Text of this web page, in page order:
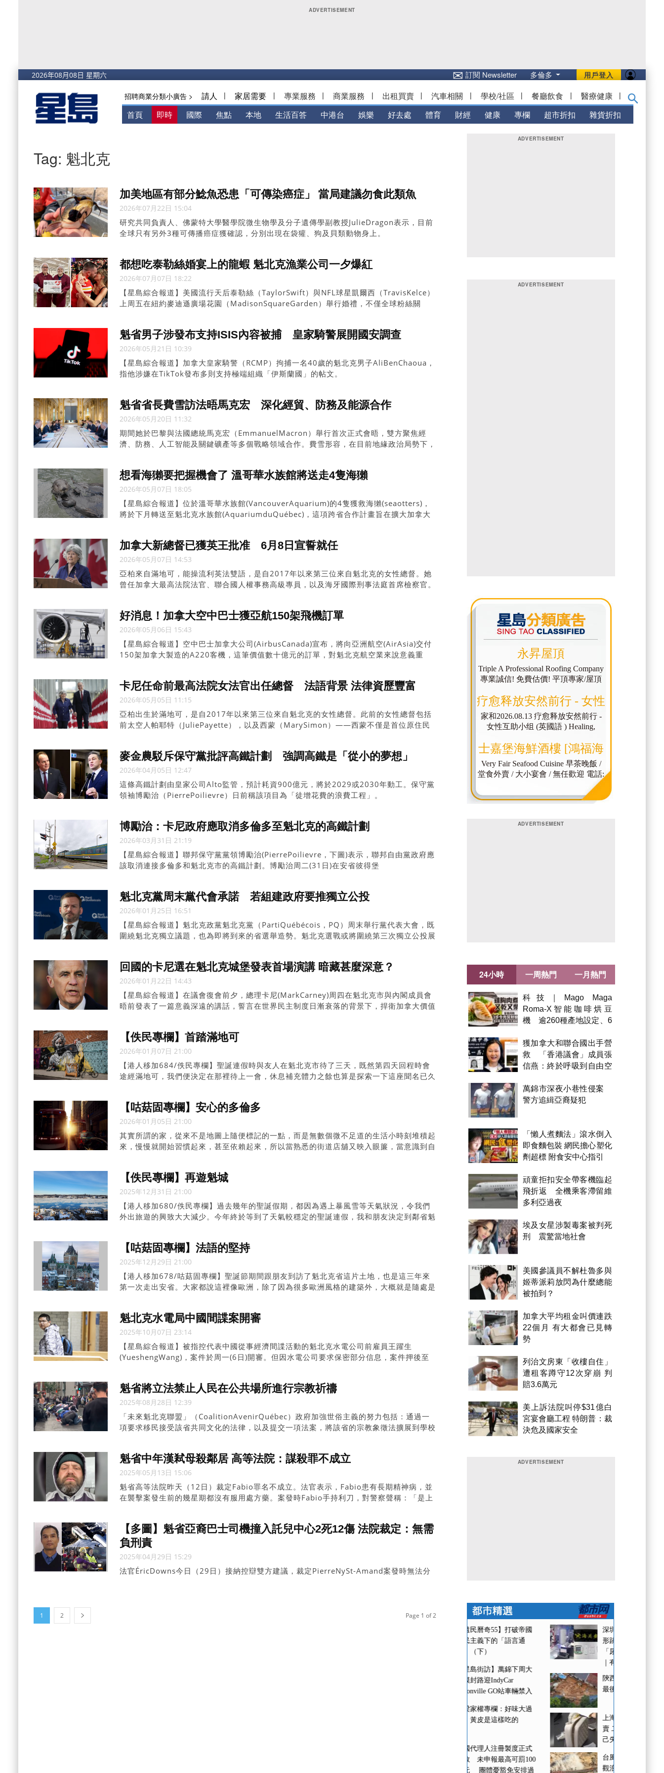
用戶登入
✉訂閱 Newsletter 多倫多
招聘商業分類小廣告 > 請人 | 家居需要 | 專業服務 | 商業服務 | 出租買賣 | 汽車相關 | 學校/社區 | 餐廳飲食 | 醫療健康 |
首頁 即時 國際 焦點 本地 生活百答 中港台 娛樂 好去處 體育 財經 健康 專欄 超市折扣 雜貨折扣
Tag: 魁北克
加美地區有部分鯰魚恐患「可傳染癌症」 當局建議勿食此類魚
2026年07月22日 15:04
研究共同負責人、佛蒙特大學醫學院微生物學及分子遺傳學副教授JulieDragon表示，目前
全球只有另外3種可傳播癌症獲確認，分別出現在袋獾、狗及貝類動物身上。
都想吃泰勒絲婚宴上的龍蝦 魁北克漁業公司一夕爆紅
2026年07月07日 18:22
【星島綜合報道】美國流行天后泰勒絲（TaylorSwift）與NFL球星凱爾西（TravisKelce）
上周五在紐約麥迪遜廣場花園（MadisonSquareGarden）舉行婚禮，不僅全球粉絲關
魁省男子涉發布支持ISIS內容被捕 皇家騎警展開國安調查
2026年05月21日 10:39
【星島綜合報道】加拿大皇家騎警（RCMP）拘捕一名40歲的魁北克男子AliBenChaoua，
指他涉嫌在TikTok發布多則支持極端組織「伊斯蘭國」的帖文。
魁省省長費雪訪法晤馬克宏 深化經貿、防務及能源合作
2026年05月20日 11:32
期間她於巴黎與法國總統馬克宏（EmmanuelMacron）舉行首次正式會晤，雙方聚焦經
濟、防務、人工智能及關鍵礦產等多個戰略領域合作。費雪形容，在目前地緣政治局勢下，
想看海獺要把握機會了 溫哥華水族館將送走4隻海獺
2026年05月07日 18:05
【星島綜合報道】位於溫哥華水族館(VancouverAquarium)的4隻獲救海獺(seaotters)，
將於下月轉送至魁北克水族館(AquariumduQuébec)，這項跨省合作計畫旨在擴大加拿大
加拿大新總督已獲英王批准 6月8日宣誓就任
2026年05月07日 14:53
亞柏來自滿地可，能操流利英法雙語，是自2017年以來第三位來自魁北克的女性總督。她
曾任加拿大最高法院法官、聯合國人權事務高級專員，以及海牙國際刑事法庭首席檢察官。
好消息！加拿大空中巴士獲亞航150架飛機訂單
2026年05月06日 15:43
【星島綜合報道】空中巴士加拿大公司(AirbusCanada)宣布，將向亞洲航空(AirAsia)交付
150架加拿大製造的A220客機，這筆價值數十億元的訂單，對魁北克航空業來說意義重
卡尼任命前最高法院女法官出任總督 法語背景 法律資歷豐富
2026年05月05日 11:15
亞柏出生於滿地可，是自2017年以來第三位來自魁北克的女性總督。此前的女性總督包括
前太空人帕耶特（JuliePayette），以及西蒙（MarySimon）——西蒙不僅是首位原住民
麥金農駁斥保守黨批評高鐵計劃 強調高鐵是「從小的夢想」
2026年04月05日 12:47
這條高鐵計劃由皇家公司Alto監管，預計耗資900億元，將於2029或2030年動工。保守黨
領袖博勵治（PierrePoilievre）日前稱該項目為「徒增花費的浪費工程」。
博勵治：卡尼政府應取消多倫多至魁北克的高鐵計劃
2026年03月31日 21:19
【星島綜合報道】聯邦保守黨黨領博勵治(PierrePoilievre，下圖)表示，聯邦自由黨政府應
該取消連接多倫多和魁北克市的高鐵計劃。博勵治周二(31日)在安省彼得堡
魁北克黨周末黨代會承諾 若組建政府要推獨立公投
2026年01月25日 16:51
【星島綜合報道】魁北克政黨魁北克黨（PartiQuébécois，PQ）周末舉行黨代表大會，既
圍繞魁北克獨立議題，也為即將到來的省選舉造勢。魁北克選戰或將圍繞第三次獨立公投展
回國的卡尼選在魁北克城堡發表首場演講 暗藏甚麼深意？
2026年01月22日 14:43
【星島綜合報道】在議會復會前夕，總理卡尼(MarkCarney)周四在魁北克市與內閣成員會
晤前發表了一篇意義深遠的講話，誓言在世界民主制度日漸衰落的背景下，捍衛加拿大價值
【佚民專欄】首踏滿地可
2026年01月07日 21:00
【港人移加684/佚民專欄】聖誕連假時與友人在魁北克市待了三天，既然第四天回程時會
途經滿地可，我們便決定在那裡待上一會，休息補充體力之餘也算是探索一下這座聞名已久
【咕菇固專欄】安心的多倫多
2026年01月05日 21:00
其實所謂的家，從來不是地圖上隨便標記的一點，而是無數個微不足道的生活小時刻堆積起
來，慢慢就開始習慣起來，甚至依賴起來，所以當熟悉的街道店舖又映入眼簾，當意識到自
【佚民專欄】再遊魁城
2025年12月31日 21:00
【港人移加680/佚民專欄】過去幾年的聖誕假期，都因為遇上暴風雪等天氣狀況，令我們
外出旅遊的興致大大減少。今年終於等到了天氣較穩定的聖誕連假，我和朋友決定到鄰省魁
少積雪尚未清理，每次上下山時都不免有點刺激。
【咕菇固專欄】法語的堅持
2025年12月29日 21:00
【港人移加678/咕菇固專欄】聖誕節期間跟朋友到訪了魁北克省這片土地，也是這三年來
第一次走出安省。大家都說這裡像歐洲，除了因為很多歐洲風格的建築外，大概就是隨處是
然才會在餐廳上的餐牌看到。
魁北克水電局中國間諜案開審
2025年10月07日 23:14
【星島綜合報道】被指控代表中國從事經濟間諜活動的魁北克水電公司前雇員王躍生
(YueshengWang)，案件於周一(6日)開審。但因水電公司要求保密部分信息，案件押後至
魁省將立法禁止人民在公共場所進行宗教祈禱
2025年08月28日 12:39
「未來魁北克聯盟」（CoalitionAvenirQuébec）政府加強世俗主義的努力包括：通過一
項要求移民接受該省共同文化的法律，以及提交一項法案，將該省的宗教象徵法擴展到學校
魁省中年漢弒母殺鄰居 高等法院：謀殺罪不成立
2025年05月13日 15:06
魁省高等法院昨天（12日）裁定Fabio罪名不成立。法官表示，Fabio患有長期精神病，並
在襲擊案發生前的幾星期都沒有服用處方藥。案發時Fabio手持利刀，對警察聲稱：「是上
刑事責任。
【多圖】魁省亞裔巴士司機撞入託兒中心2死12傷 法院裁定：無需
負刑責
2025年04月29日 15:29
法官ÉricDowns今日（29日）接納控辯雙方建議，裁定PierreNySt-Amand案發時無法分
1 2 Page 1 of 2
24小時
科技｜Mago Maga
Roma-X智能咖啡烘豆
機 逾260種產地設定、6
獲加拿大和聯合國出手營
救 「香港議會」成員張
信燕：終於呼吸到自由空
萬錦市深夜小巷性侵案
警方追緝亞裔疑犯
「懶人煮麵法」滾水倒入
即食麵包裝 網民擔心塑化
劑超標 附食安中心指引
頑童拒扣安全帶客機臨起
飛折返 全機乘客滯留維
多利亞過夜
埃及女星涉製毒案被判死
刑 震驚當地社會
美國參議員不解杜魯多與
姬蒂派莉放閃為什麼總能
被拍到？
加拿大平均租金叫價連跌
22個月 有大都會已見轉
勢
列治文房東「收樓自住」
遭租客蹲守12次穿崩 判
賠3.6萬元
美上訴法院叫停$31億白
宮宴會廳工程 特朗普：裁
決危及國家安全
一周熱門 一月熱門